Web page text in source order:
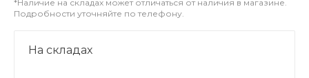
*Наличие на складах может отличаться от наличия в магазине.
Подробности уточняйте по телефону.
На складах